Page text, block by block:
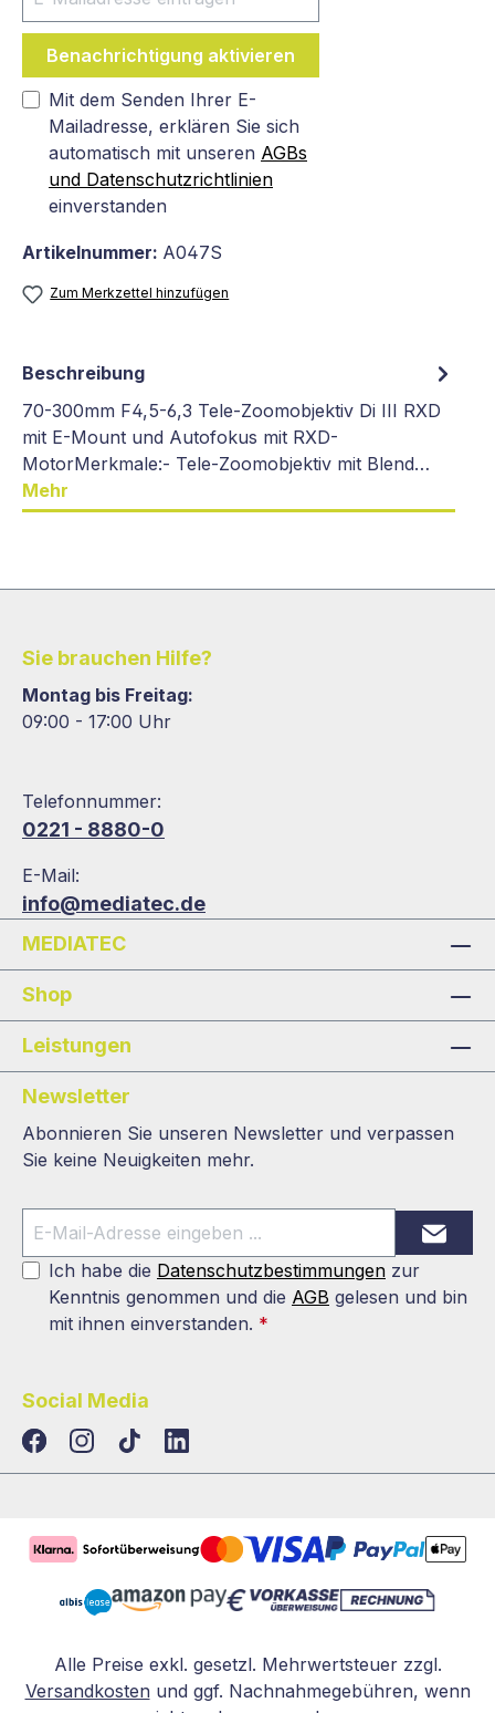
Benachrichtigung aktivieren
Mit dem Senden Ihrer E-
Mailadresse, erklären Sie sich
automatisch mit unseren AGBs
und Datenschutzrichtlinien
einverstanden
Artikelnummer: A047S
Zum Merkzettel hinzufügen
Beschreibung
70-300mm F4,5-6,3 Tele-Zoomobjektiv Di III RXD
mit E-Mount und Autofokus mit RXD-
MotorMerkmale:- Tele-Zoomobjektiv mit Blend…
Mehr
Sie brauchen Hilfe?
Montag bis Freitag:
09:00 - 17:00 Uhr
Telefonnummer:
0221 - 8880-0
E-Mail:
info@mediatec.de
MEDIATEC
Shop
Leistungen
Newsletter
Abonnieren Sie unseren Newsletter und verpassen
Sie keine Neuigkeiten mehr.
Ich habe die Datenschutzbestimmungen zur
Kenntnis genommen und die AGB gelesen und bin
mit ihnen einverstanden. *
Social Media
TikTokLinkedIn
Alle Preise exkl. gesetzl. Mehrwertsteuer zzgl.
Versandkosten und ggf. Nachnahmegebühren, wenn